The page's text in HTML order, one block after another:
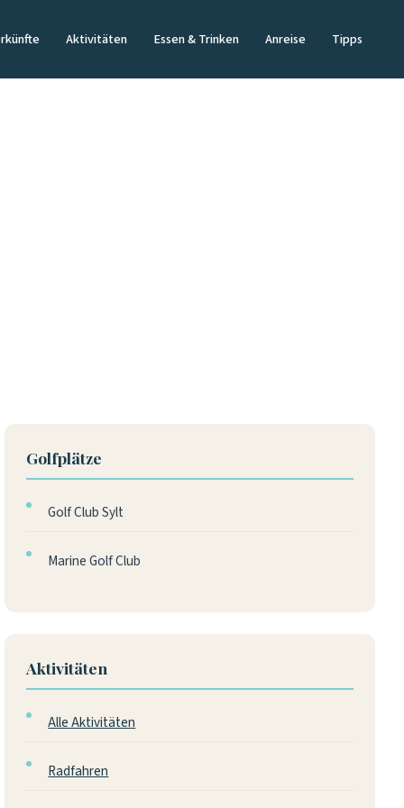
Aktivitäten Essen & Trinken Anreise Tipps
Golfplätze
Golf Club Sylt
Marine Golf Club
Aktivitäten
Alle Aktivitäten
Radfahren